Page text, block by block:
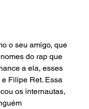
o seu amigo, que
do rap que
a ela, esses
Filipe Ret. Essa
os internautas,